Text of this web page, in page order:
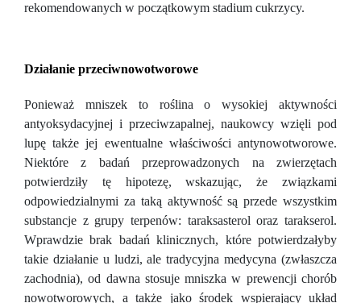
rekomendowanych w początkowym stadium cukrzycy.
Działanie przeciwnowotworowe
Ponieważ mniszek to roślina o wysokiej aktywności
antyoksydacyjnej i przeciwzapalnej, naukowcy wzięli pod
lupę także jej ewentualne właściwości antynowotworowe.
Niektóre z badań przeprowadzonych na zwierzętach
potwierdziły tę hipotezę, wskazując, że związkami
odpowiedzialnymi za taką aktywność są przede wszystkim
substancje z grupy terpenów: taraksasterol oraz tarakserol.
Wprawdzie brak badań klinicznych, które potwierdzałyby
takie działanie u ludzi, ale tradycyjna medycyna (zwłaszcza
zachodnia), od dawna stosuje mniszka w prewencji chorób
nowotworowych, a także jako środek wspierający układ